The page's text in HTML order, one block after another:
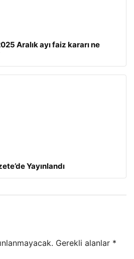
Aralık ayı faiz kararı ne
Yayınlandı
Gerekli alanlar *